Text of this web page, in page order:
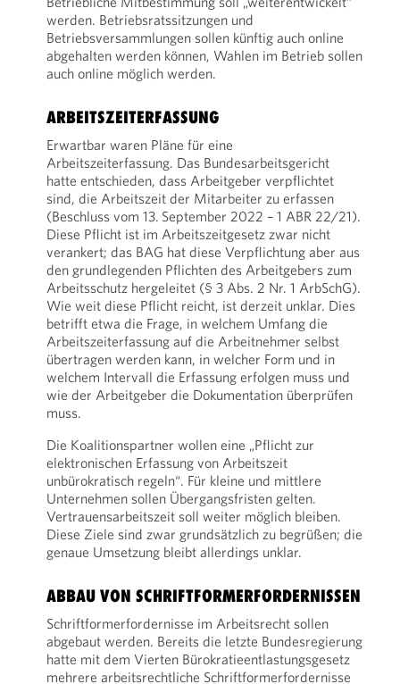
werden. Betriebsratssitzungen und
Betriebsversammlungen sollen künftig auch online
abgehalten werden können, Wahlen im Betrieb sollen
auch online möglich werden.
ARBEITSZEITERFASSUNG
Erwartbar waren Pläne für eine
Arbeitszeiterfassung. Das Bundesarbeitsgericht
hatte entschieden, dass Arbeitgeber verpflichtet
sind, die Arbeitszeit der Mitarbeiter zu erfassen
(Beschluss vom 13. September 2022 – 1 ABR 22/21).
Diese Pflicht ist im Arbeitszeitgesetz zwar nicht
verankert; das BAG hat diese Verpflichtung aber aus
den grundlegenden Pflichten des Arbeitgebers zum
Arbeitsschutz hergeleitet (§ 3 Abs. 2 Nr. 1 ArbSchG).
Wie weit diese Pflicht reicht, ist derzeit unklar. Dies
betrifft etwa die Frage, in welchem Umfang die
Arbeitszeiterfassung auf die Arbeitnehmer selbst
übertragen werden kann, in welcher Form und in
welchem Intervall die Erfassung erfolgen muss und
wie der Arbeitgeber die Dokumentation überprüfen
muss.
Die Koalitionspartner wollen eine „Pflicht zur
elektronischen Erfassung von Arbeitszeit
unbürokratisch regeln“. Für kleine und mittlere
Unternehmen sollen Übergangsfristen gelten.
Vertrauensarbeitszeit soll weiter möglich bleiben.
Diese Ziele sind zwar grundsätzlich zu begrüßen; die
genaue Umsetzung bleibt allerdings unklar.
ABBAU VON SCHRIFTFORMERFORDERNISSEN
Schriftformerfordernisse im Arbeitsrecht sollen
abgebaut werden. Bereits die letzte Bundesregierung
hatte mit dem Vierten Bürokratieentlastungsgesetz
mehrere arbeitsrechtliche Schriftformerfordernisse